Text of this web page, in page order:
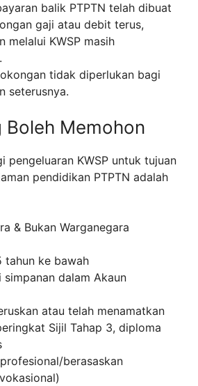
balik PTPTN telah dibuat
gaji atau debit terus,
melalui KWSP masih
tidak diperlukan bagi
seterusnya.
Boleh Memohon
pengeluaran KWSP untuk tujuan
pendidikan PTPTN adalah
& Bukan Warganegara
tahun ke bawah
simpanan dalam Akaun
atau telah menamatkan
Sijil Tahap 3, diploma
berasaskan